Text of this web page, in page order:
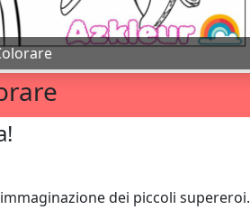
dei piccoli supereroi.